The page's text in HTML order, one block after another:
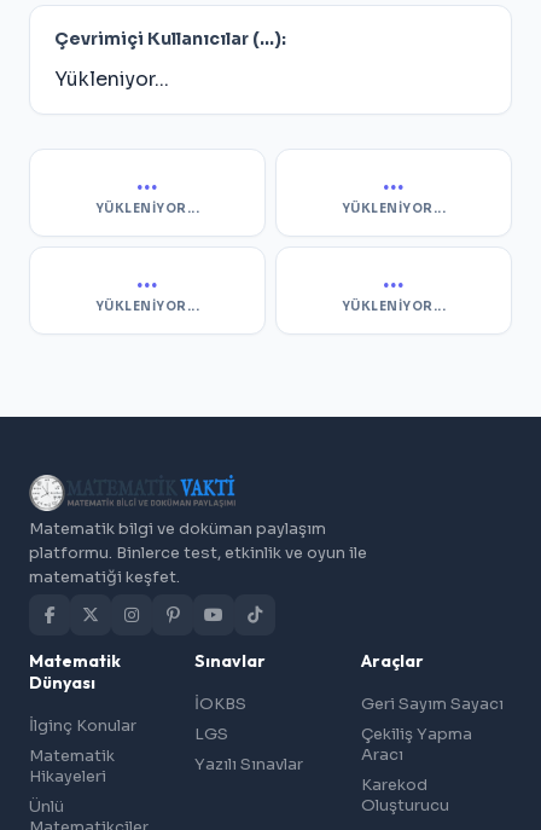
Çevrimiçi Kullanıcılar (...):
Yükleniyor...
...
YÜKLENIYOR...
...
YÜKLENIYOR...
...
YÜKLENIYOR...
...
YÜKLENIYOR...
Matematik bilgi ve doküman paylaşım
platformu. Binlerce test, etkinlik ve oyun ile
matematiği keşfet.
Matematik
Dünyası
İlginç Konular
Matematik
Hikayeleri
Ünlü
Sınavlar
İOKBS
LGS
Yazılı Sınavlar
Araçlar
Geri Sayım Sayacı
Çekiliş Yapma
Aracı
Karekod
Oluşturucu